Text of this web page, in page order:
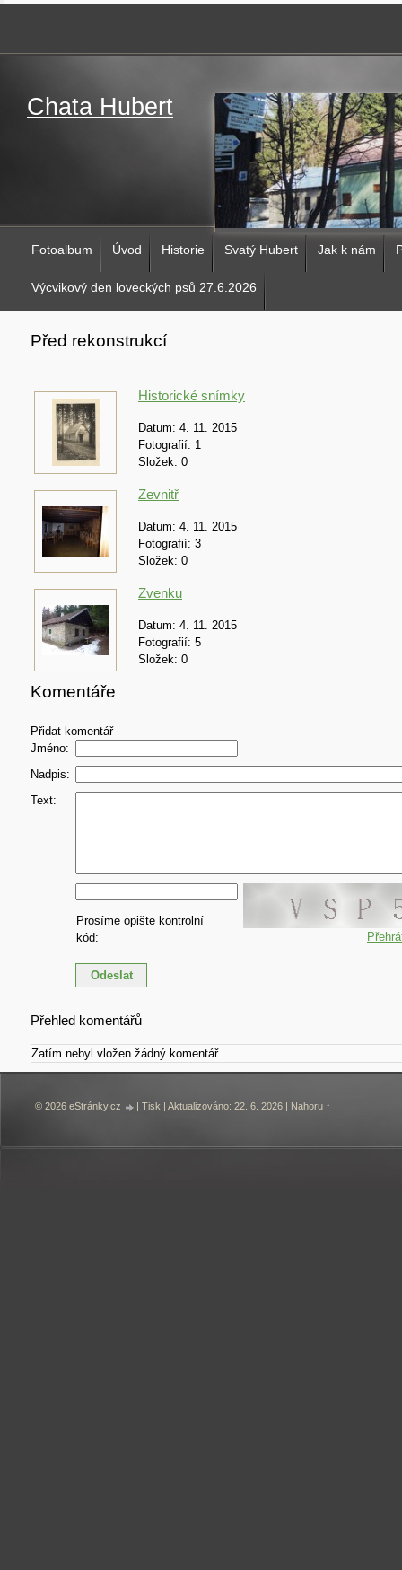
Chata Hubert
Fotoalbum Úvod Historie Svatý Hubert Jak k nám
Výcvikový den loveckých psů 27.6.2026
Před rekonstrukcí
Historické snímky
Datum: 4. 11. 2015
Fotografií: 1
Složek: 0
Zevnitř
Datum: 4. 11. 2015
Fotografií: 3
Složek: 0
Zvenku
Datum: 4. 11. 2015
Fotografií: 5
Složek: 0
Komentáře
Přidat komentář
Jméno:
Nadpis:
Text:
Prosíme opište kontrolní
kód:
Přehled komentářů
Zatím nebyl vložen žádný komentář
© 2026 eStránky.cz | Tisk | Aktualizováno: 22. 6. 2026 | Nahoru ↑